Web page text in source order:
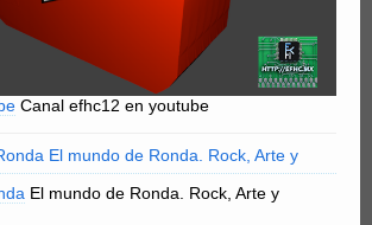
Canal efhc12 en youtube
El mundo de Ronda. Rock, Arte y